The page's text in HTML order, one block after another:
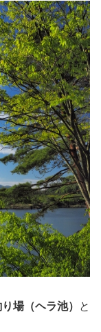
場（ヘラ池）
と